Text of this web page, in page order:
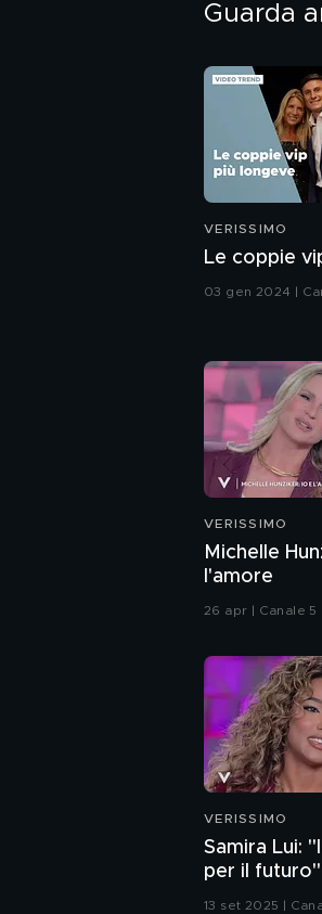
Guarda
VERISSIMO
Le coppie
03 gen 2024 |
VERISSIMO
Michelle
l'amore
26 apr | Canale 5
VERISSIMO
Samira Lui:
per il futuro"
13 set 2025 |